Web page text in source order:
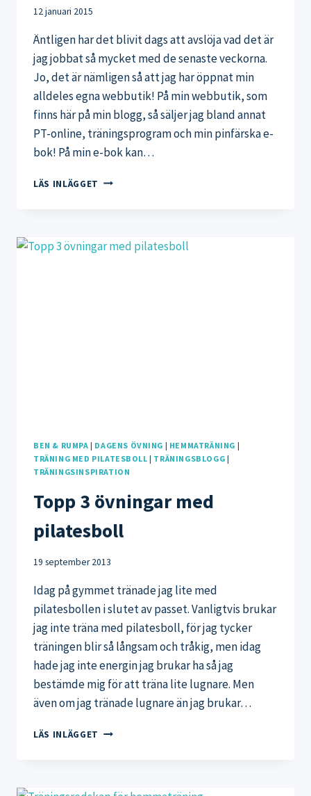
12 januari 2015
Äntligen har det blivit dags att avslöja vad det är
jag jobbat så mycket med de senaste veckorna.
Jo, det är nämligen så att jag har öppnat min
alldeles egna webbutik! På min webbutik, som
finns här på min blogg, så säljer jag bland annat
PT-online, träningsprogram och min pinfärska e-
bok! På min e-bok kan…
LÄS INLÄGGET LÄR
HEMMA,
HELT
BEN & RUMPA | DAGENS ÖVNING | HEMMATRÄNING |
TRÄNING MED PILATESBOLL | TRÄNINGSBLOGG |
TRÄNINGSINSPIRATION
Topp 3 övningar med
pilatesboll
19 september 2013
Idag på gymmet tränade jag lite med
pilatesbollen i slutet av passet. Vanligtvis brukar
jag inte träna med pilatesboll, för jag tycker
träningen blir så långsam och tråkig, men idag
hade jag inte energin jag brukar ha så jag
bestämde mig för att träna lite lugnare. Men
även om jag tränade lugnare än jag brukar…
LÄS INLÄGGET TOPP
PILATESBOLL